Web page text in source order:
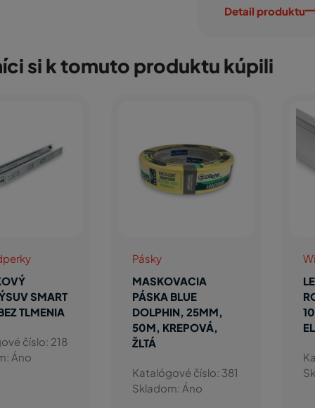
Detail produktu
si k tomuto produktu kúpili
SMART
TLMENIA
číslo: 218
Áno
Pásky
MASKOVACIA
PÁSKA BLUE
DOLPHIN, 25MM,
50M, KREPOVÁ,
ŽLTÁ
Katalógové číslo: 381
Skladom: Áno